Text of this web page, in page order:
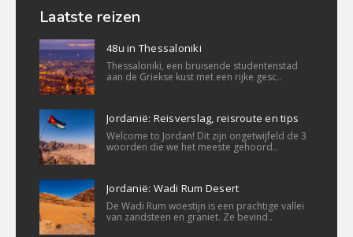
Laatste reizen
48u in Thessaloniki
Thessaloniki, een bruisende studentenstad
aan de Griekse kust met een rijke gesc..
Jordanië: Reisverslag, reisroute en tips
Welcome to Jordan! Dit zijn ongetwijfeld de 3
woorden die we het meeste gehoord..
Jordanië: Wadi Rum Desert
De Wadi Rum woestijn is een prachtige vallei
van zandsteen en graniet. Ze bevind..